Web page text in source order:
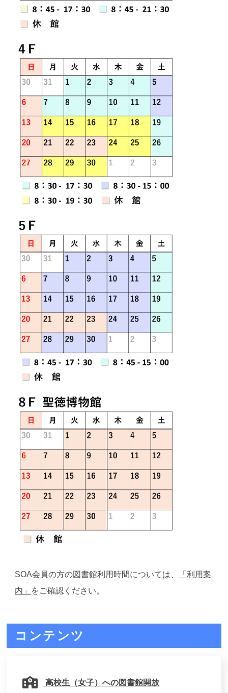
SOA会員の方の図書館利用時間については、
「利用案
内」 をご確認ください。
コンテンツ
高校生（女子）への図書館開放